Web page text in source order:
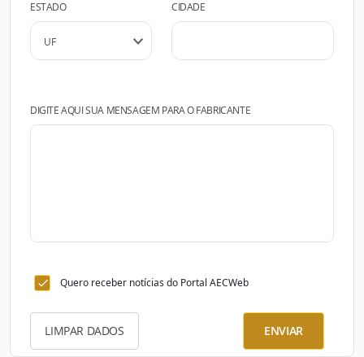
ESTADO CIDADE
DIGITE AQUI SUA MENSAGEM PARA O FABRICANTE
Quero receber notícias do Portal AECWeb
LIMPAR DADOS ENVIAR